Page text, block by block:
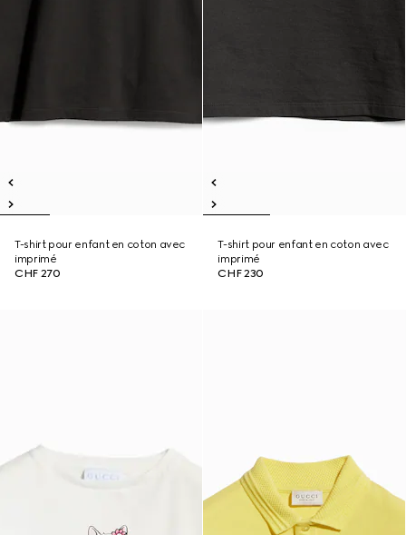
T-shirt pour enfant en coton avec
imprimé
CHF 270
T-shirt pour enfant en coton avec
imprimé
CHF 230